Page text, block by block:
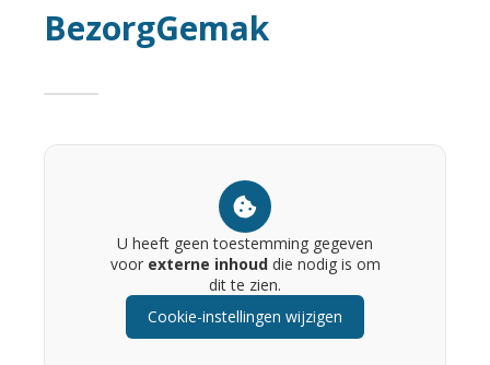
BezorgGemak
U heeft geen toestemming gegeven
voor externe inhouddie nodig is om
dit te zien.
Cookie-instellingen wijzigen